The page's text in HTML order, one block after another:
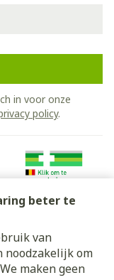
beter te
van
noodzakelijk om
maken geen
in voor onze
policy.